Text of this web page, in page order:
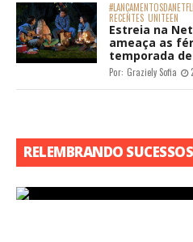
RECENTES UNITEEN
Estreia na
ameaça as
temporada
Por: Graziely Sofia
RELEMBRANDO SUCESSOS